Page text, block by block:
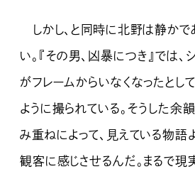
しかし、と同時に北野は静かで
い。『その男、凶暴につき』では
がフレームからいなくなったとし
ように撮られている。そうした余
み重ねによって、見えている物語
観客に感じさせるんだ。まるで現